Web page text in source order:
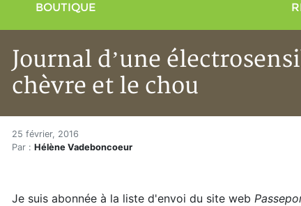
BOUTIQUE
Journal d’une
chèvre et le chou
Accueil
Articles
Journal d’une électrosensible : Passeport Santé et
Journal d’une
25 février, 2016
Par : Hélène Vadeboncoeur
Je suis abonnée à la liste d'envoi du site web